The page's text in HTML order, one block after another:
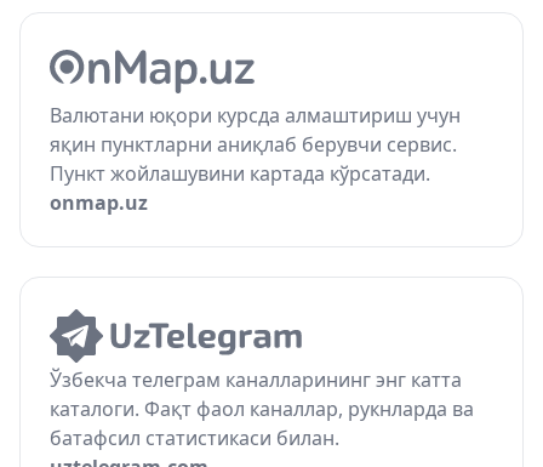
Валютани юқори курсда алмаштириш учун
яқин пунктларни аниқлаб берувчи сервис.
Пункт жойлашувини картада кўрсатади.
onmap.uz
Ўзбекча телеграм каналларининг энг катта
каталоги. Фақт фаол каналлар, рукнларда ва
батафсил статистикаси билан.